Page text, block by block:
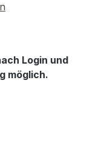
Login und
möglich.